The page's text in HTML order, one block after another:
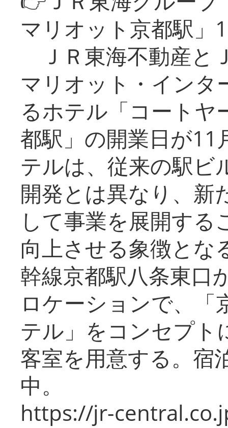
マリオット京都駅」
ＪＲ東海不動産と
マリオット・インタ
るホテル「コートヤ
都駅」の開業日が11
テルは、従来の駅ビ
開発とは異なり、新
して事業を展開する
向上させる象徴とな
幹線京都駅八条東口
ロケーションで、「
テル」をコンセプト
客室を用意する。宿
中。
https://jr-